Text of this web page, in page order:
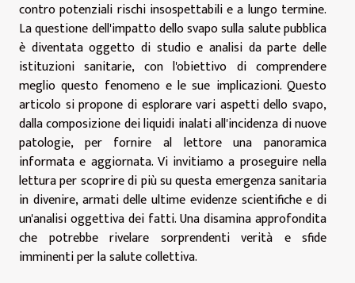
contro potenziali rischi insospettabili e a lungo termine.
La questione dell'impatto dello svapo sulla salute pubblica
è diventata oggetto di studio e analisi da parte delle
istituzioni sanitarie, con l'obiettivo di comprendere
meglio questo fenomeno e le sue implicazioni. Questo
articolo si propone di esplorare vari aspetti dello svapo,
dalla composizione dei liquidi inalati all'incidenza di nuove
patologie, per fornire al lettore una panoramica
informata e aggiornata. Vi invitiamo a proseguire nella
lettura per scoprire di più su questa emergenza sanitaria
in divenire, armati delle ultime evidenze scientifiche e di
un'analisi oggettiva dei fatti. Una disamina approfondita
che potrebbe rivelare sorprendenti verità e sfide
imminenti per la salute collettiva.